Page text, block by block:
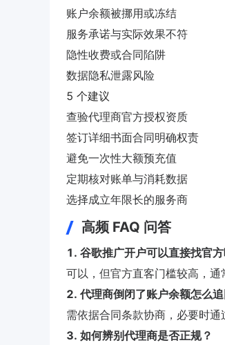
账户余额被挪用或冻结
服务承诺与实际效果不符
隐性收费或合同陷阱
数据隐私泄露风险
5 个建议
查验代理商官方授权资质
签订详细书面合同明确权责
避免一次性大额预充值
定期核对账单与消耗数据
选择成立年限长的服务商
高频 FAQ 问答
1. 谷歌推广开户可以直接找官方
可以，但官方直客门槛较高，通
2. 代理商倒闭了账户余额怎么追
需依据合同条款协商，必要时通
3. 如何辨别代理商是否正规？